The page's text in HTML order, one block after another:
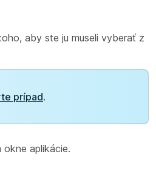
aby ste ju museli vyberať z
prípad.
aplikácie.